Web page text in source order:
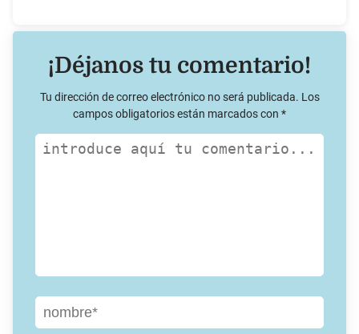
¡Déjanos tu comentario!
Tu dirección de correo electrónico no será publicada. Los
campos obligatorios están marcados con *